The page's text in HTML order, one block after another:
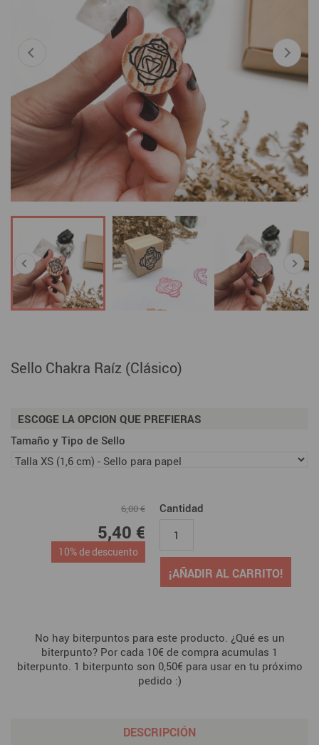
Sello Chakra Raíz (Clásico)
ESCOGE LA OPCION QUE PREFIERAS
Tamaño y Tipo de Sello
6,00 €
5,40 €
10% de descuento
Cantidad
¡AÑADIR AL CARRITO!
No hay biterpuntos para este producto. ¿Qué es un
biterpunto? Por cada 10€ de compra acumulas 1
biterpunto. 1 biterpunto son 0,50€ para usar en tu próximo
pedido :)
DESCRIPCIÓN